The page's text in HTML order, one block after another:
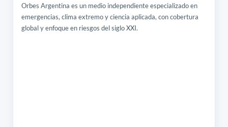
Orbes Argentina es un medio independiente especializado en
emergencias, clima extremo y ciencia aplicada, con cobertura
global y enfoque en riesgos del siglo XXI.